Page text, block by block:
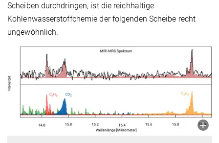
Scheiben durchdringen, ist die reichhaltige
Kohlenwasserstoffchemie der folgenden Scheibe recht
ungewöhnlich.